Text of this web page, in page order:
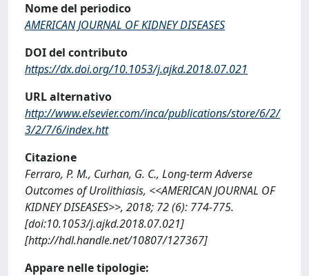
Nome del periodico
AMERICAN JOURNAL OF KIDNEY DISEASES
DOI del contributo
https://dx.doi.org/10.1053/j.ajkd.2018.07.021
URL alternativo
http://www.elsevier.com/inca/publications/store/6/2/
3/2/7/6/index.htt
Citazione
Ferraro, P. M., Curhan, G. C., Long-term Adverse
Outcomes of Urolithiasis, <<AMERICAN JOURNAL OF
KIDNEY DISEASES>>, 2018; 72 (6): 774-775.
[doi:10.1053/j.ajkd.2018.07.021]
[http://hdl.handle.net/10807/127367]
Appare nelle tipologie: